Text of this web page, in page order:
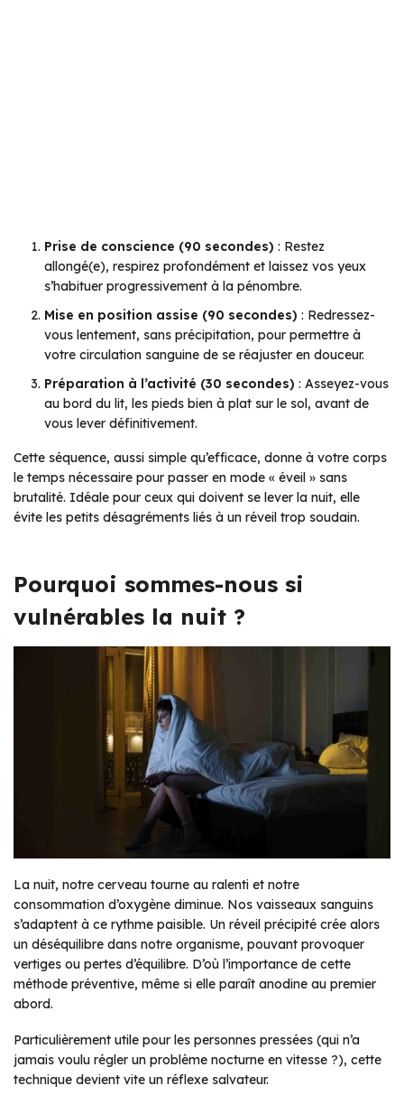
Prise de conscience (90 secondes) : Restez
allongé(e), respirez profondément et laissez vos yeux
s’habituer progressivement à la pénombre.
Mise en position assise (90 secondes) : Redressez-
vous lentement, sans précipitation, pour permettre à
votre circulation sanguine de se réajuster en douceur.
Préparation à l’activité (30 secondes) : Asseyez-vous
au bord du lit, les pieds bien à plat sur le sol, avant de
vous lever définitivement.
Cette séquence, aussi simple qu’efficace, donne à votre corps
le temps nécessaire pour passer en mode « éveil » sans
brutalité. Idéale pour ceux qui doivent se lever la nuit, elle
évite les petits désagréments liés à un réveil trop soudain.
Pourquoi sommes-nous si
vulnérables la nuit ?
La nuit, notre cerveau tourne au ralenti et notre
consommation d’oxygène diminue. Nos vaisseaux sanguins
s’adaptent à ce rythme paisible. Un réveil précipité crée alors
un déséquilibre dans notre organisme, pouvant provoquer
vertiges ou pertes d’équilibre. D’où l’importance de cette
méthode préventive, même si elle paraît anodine au premier
abord.
Particulièrement utile pour les personnes pressées (qui n’a
jamais voulu régler un problème nocturne en vitesse ?), cette
technique devient vite un réflexe salvateur.